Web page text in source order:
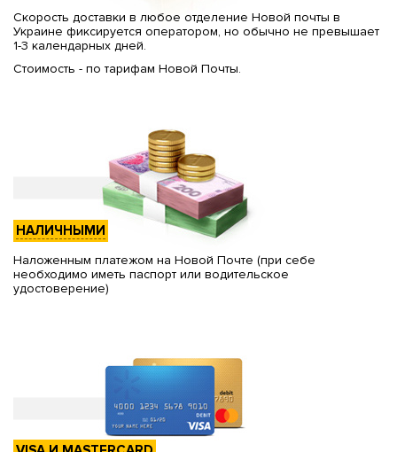
Скорость доставки в любое отделение Новой почты в
Украине фиксируется оператором, но обычно не превышает
1-3 календарных дней.
Стоимость - по тарифам Новой Почты.
НАЛИЧНЫМИ
Наложенным платежом на Новой Почте (при себе
необходимо иметь паспорт или водительское
удостоверение)